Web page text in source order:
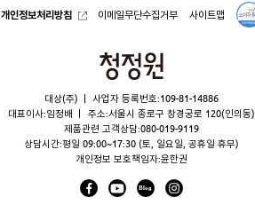
개인정보처리방침 이메일무단수집거부 사이트맵
청
원
대상(주)
사업자 등록번호:109-81-14886
대표이사:임정배
주소:서울시 종로구 창경궁로 120(인의동)
제품관련 고객상담:080-019-9119
상담시간:평일 09:00~17:30 (토, 일요일, 공휴일 휴무)
개인정보 보호책임자:윤한권